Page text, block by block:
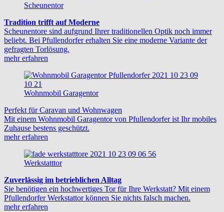
Scheunentor
Tradition trifft auf Moderne
Scheunentore sind aufgrund Ihrer traditionellen Optik noch immer
beliebt. Bei Pfullendorfer erhalten Sie eine moderne Variante der
gefragten Torlösung.
mehr erfahren
Wohnmobil Garagentor
Perfekt für Caravan und Wohnwagen
Mit einem Wohnmobil Garagentor von Pfullendorfer ist Ihr mobiles
Zuhause bestens geschützt.
mehr erfahren
Werkstatttor
Zuverlässig im betrieblichen Alltag
Sie benötigen ein hochwertiges Tor für Ihre Werkstatt? Mit einem
Pfullendorfer Werkstattor können Sie nichts falsch machen.
mehr erfahren